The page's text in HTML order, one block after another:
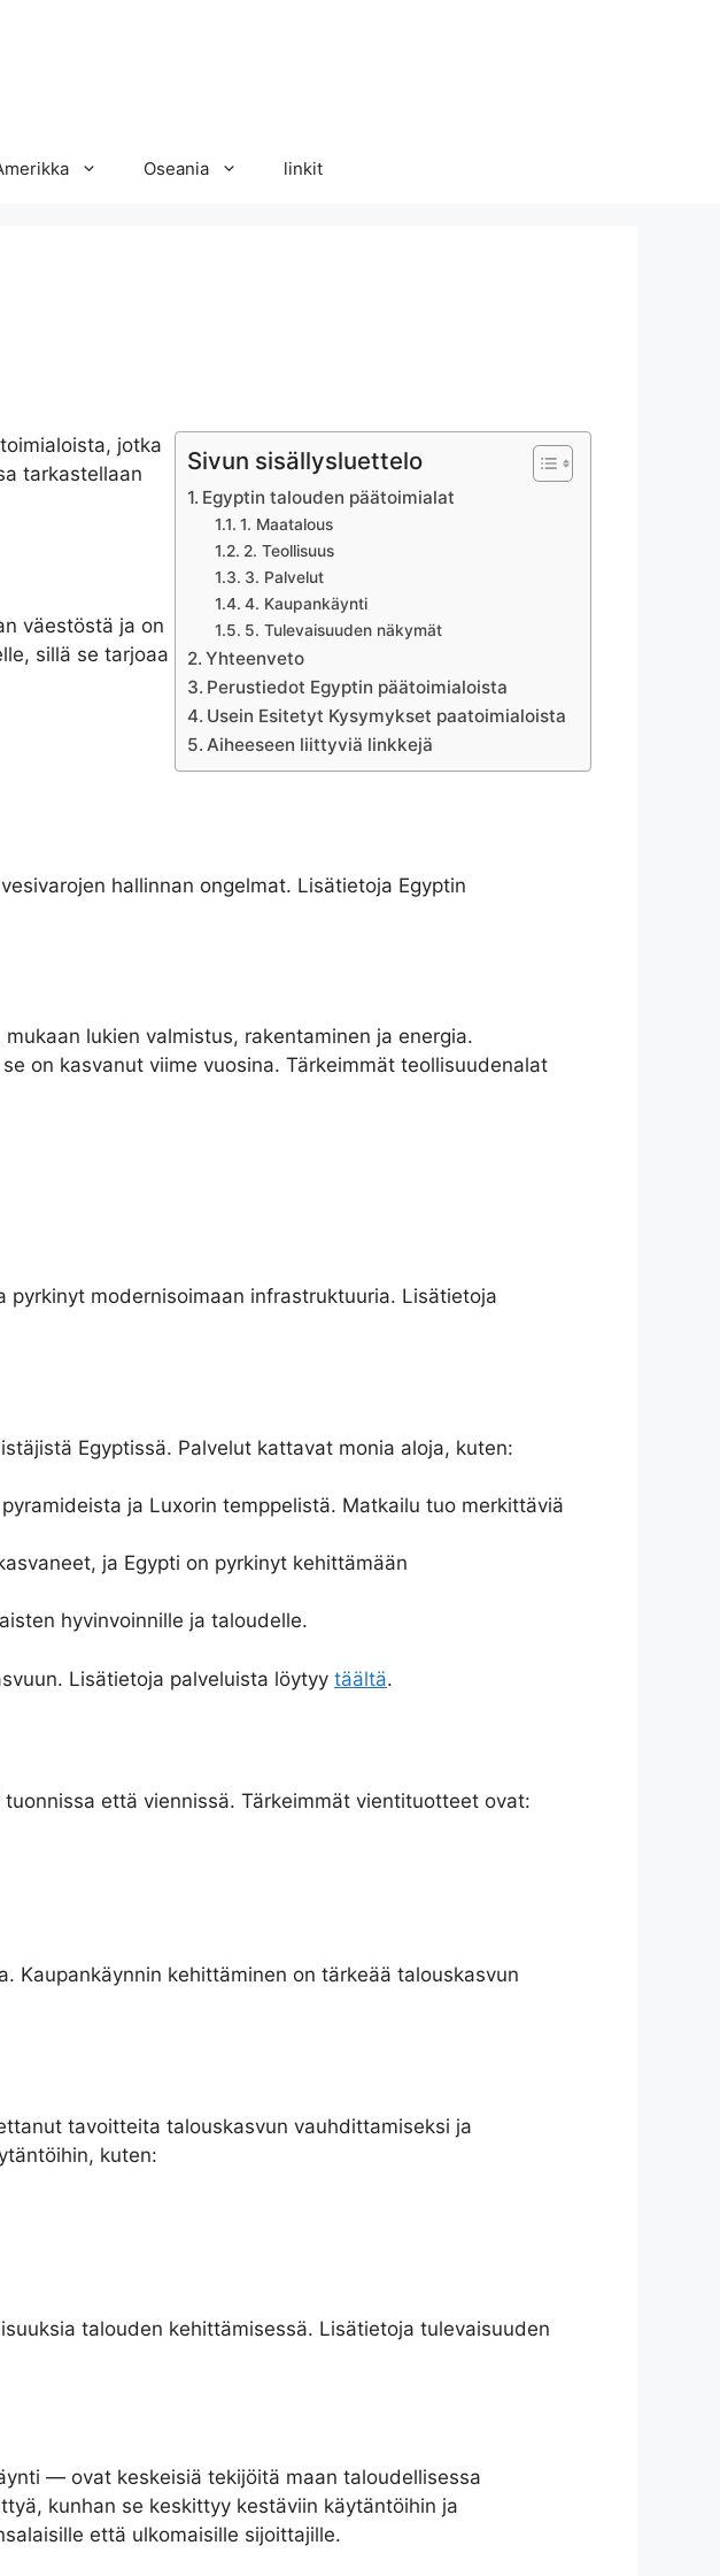
Oseania linkit
Sivun sisällysluettelo
Egyptin talouden päätoimialat
1. Maatalous
2. Teollisuus
3. Palvelut
4. Kaupankäynti
5. Tulevaisuuden näkymät
Yhteenveto
Perustiedot Egyptin päätoimialoista
Usein Esitetyt Kysymykset paatoimialoista
Aiheeseen liittyviä linkkejä
jotka
tarkastellaan
väestöstä ja on
sillä se tarjoaa
hallinnan ongelmat. Lisätietoja Egyptin
lukien valmistus, rakentaminen ja energia.
on kasvanut viime vuosina. Tärkeimmät teollisuudenalat
modernisoimaan infrastruktuuria. Lisätietoja
Egyptissä. Palvelut kattavat monia aloja, kuten:
ja Luxorin temppelistä. Matkailu tuo merkittäviä
ja Egypti on pyrkinyt kehittämään
hyvinvoinnille ja taloudelle.
Lisätietoja palveluista löytyy täältä.
että viennissä. Tärkeimmät vientituotteet ovat:
Kaupankäynnin kehittäminen on tärkeää talouskasvun
tavoitteita talouskasvun vauhdittamiseksi ja
kuten:
talouden kehittämisessä. Lisätietoja tulevaisuuden
— ovat keskeisiä tekijöitä maan taloudellisessa
kunhan se keskittyy kestäviin käytäntöihin ja
että ulkomaisille sijoittajille.